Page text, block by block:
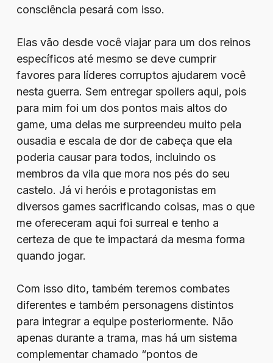
consciência pesará com isso.
Elas vão desde você viajar para um dos reinos
específicos até mesmo se deve cumprir
favores para líderes corruptos ajudarem você
nesta guerra. Sem entregar spoilers aqui, pois
para mim foi um dos pontos mais altos do
game, uma delas me surpreendeu muito pela
ousadia e escala de dor de cabeça que ela
poderia causar para todos, incluindo os
membros da vila que mora nos pés do seu
castelo. Já vi heróis e protagonistas em
diversos games sacrificando coisas, mas o que
me ofereceram aqui foi surreal e tenho a
certeza de que te impactará da mesma forma
quando jogar.
Com isso dito, também teremos combates
diferentes e também personagens distintos
para integrar a equipe posteriormente. Não
apenas durante a trama, mas há um sistema
complementar chamado “pontos de